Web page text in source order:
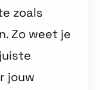
zoals
Zo weet je
jouw